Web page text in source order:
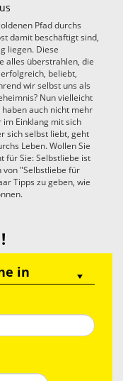
Pfad durchs
damit beschäftigt sind,
liegen. Diese
alles überstrahlen, die
beliebt,
wir selbst uns als
Nun vielleicht
auch nicht mehr
im Einklang mit sich
sich selbst liebt, geht
Leben. Wollen Sie
für Sie: Selbstliebe ist
"Selbstliebe für
Tipps zu geben, wie